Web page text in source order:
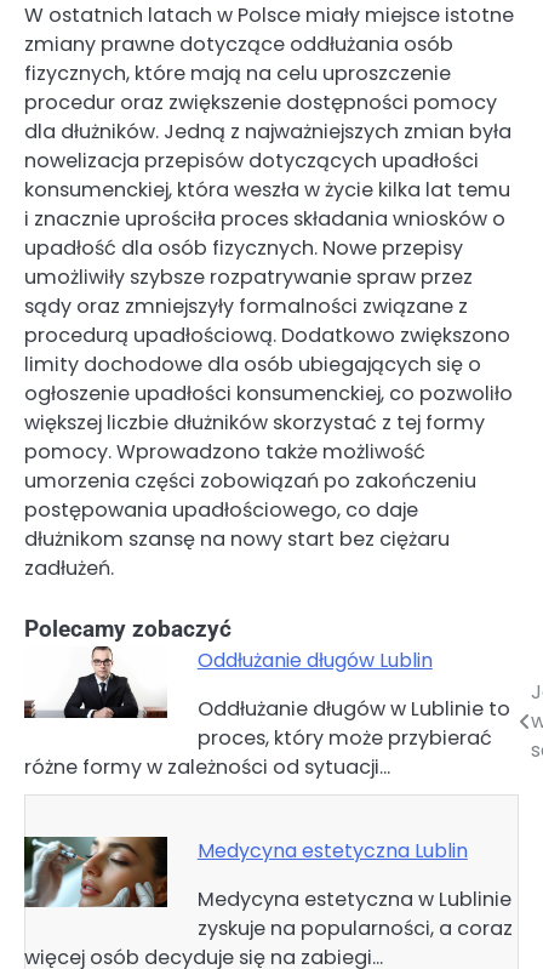
W ostatnich latach w Polsce miały miejsce istotne
zmiany prawne dotyczące oddłużania osób
fizycznych, które mają na celu uproszczenie
procedur oraz zwiększenie dostępności pomocy
dla dłużników. Jedną z najważniejszych zmian była
nowelizacja przepisów dotyczących upadłości
konsumenckiej, która weszła w życie kilka lat temu
i znacznie uprościła proces składania wniosków o
upadłość dla osób fizycznych. Nowe przepisy
umożliwiły szybsze rozpatrywanie spraw przez
sądy oraz zmniejszyły formalności związane z
procedurą upadłościową. Dodatkowo zwiększono
limity dochodowe dla osób ubiegających się o
ogłoszenie upadłości konsumenckiej, co pozwoliło
większej liczbie dłużników skorzystać z tej formy
pomocy. Wprowadzono także możliwość
umorzenia części zobowiązań po zakończeniu
postępowania upadłościowego, co daje
dłużnikom szansę na nowy start bez ciężaru
zadłużeń.
Polecamy zobaczyć
Oddłużanie długów Lublin
Oddłużanie długów w Lublinie to
proces, który może przybierać
różne formy w zależności od sytuacji…
Medycyna estetyczna Lublin
Medycyna estetyczna w Lublinie
zyskuje na popularności, a coraz
więcej osób decyduje się na zabiegi…
Nawigacja